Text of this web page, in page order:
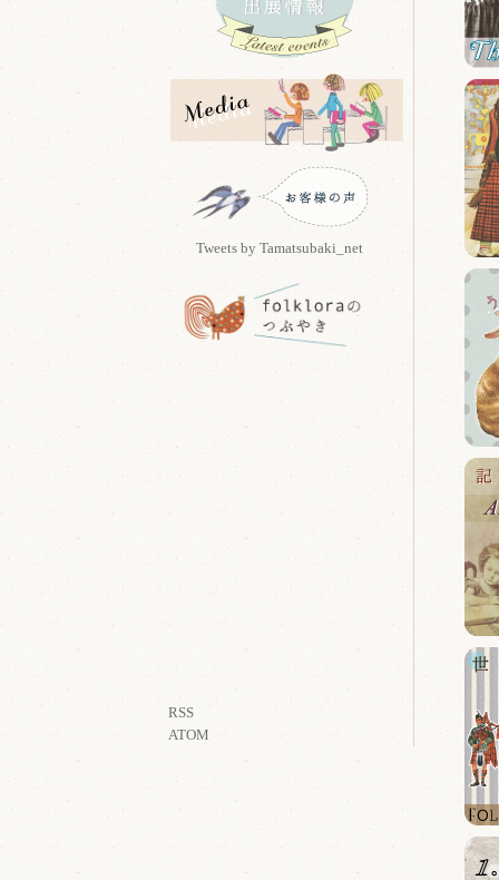
Tweets by Tamatsubaki_net
RSS
ATOM